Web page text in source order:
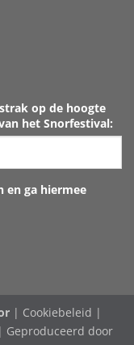
op de hoogte
het Snorfestival:
en ga hiermee
| Cookiebeleid |
| Geproduceerd door